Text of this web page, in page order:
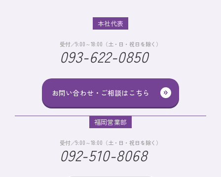
お問い合わせ・ご相談はこちら
本社代表
受付／9:00～18:00（土・日・祝日を除く）
093-622-0850
福岡営業部
受付／9:00～18:00（土・日・祝日を除く）
092-510-8068